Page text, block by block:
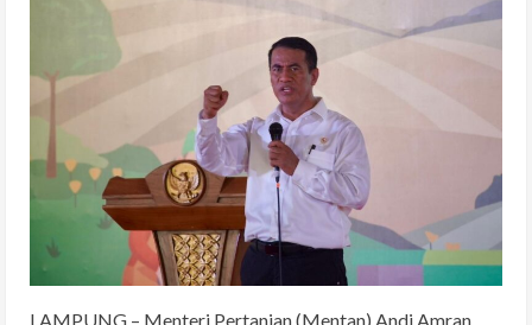
LAMPUNG – Menteri Pertanian (Mentan) Andi Amran